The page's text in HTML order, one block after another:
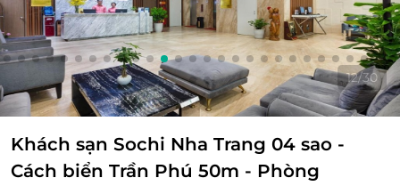
13/30
Khách sạn Sochi Nha Trang 04 sao -
Cách biển Trần Phú 50m - Phòng